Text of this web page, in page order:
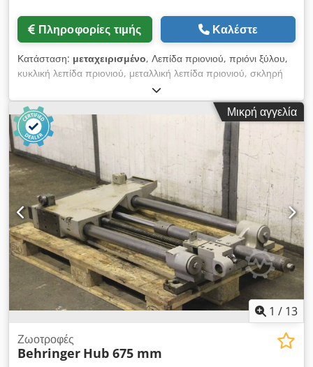
Πληροφορίες τιμής Καλέστε
Κατάσταση: μεταχειρισμένο, Λεπίδα πριονιού, πριόνι ξύλου,
κυκλική λεπίδα πριονιού, μεταλλική λεπίδα πριονιού, σκληρή
μεταλλική λεπίδα πριονιού - Λεπίδα πριονιού: Ø 500 x 6 mm -
Μέσα:-50 mm - Κύκλος τρύπας: Ø 100 x 17 mm - Αριθμός
δοντιών: 160 δόντια -Αριθμός: Διαθέσιμα πριόνια 7x -Τιμή: ανά
τεμάχιο -Βάρος: 6,1 kg / τεμάχιο Dodpfx Ajgiiw Hsnlewa
Μικρή αγγελία
1 / 13
Ζωοτροφές
Behringer Hub 675 mm